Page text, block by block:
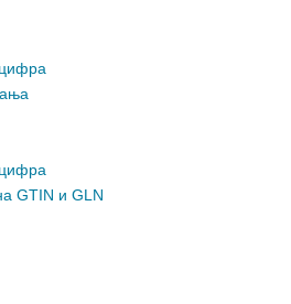
GTIN и GLN